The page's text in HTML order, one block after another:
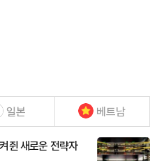
일본 베트남
쥔 새로운 전략자